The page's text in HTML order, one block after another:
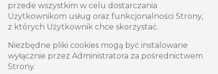
przede wszystkim w celu dostarczania
Użytkownikom usług oraz funkcjonalności Strony,
z których Użytkownik chce skorzystać.
Niezbędne pliki cookies mogą być instalowane
wyłącznie przez Administratora za pośrednictwem
Strony.